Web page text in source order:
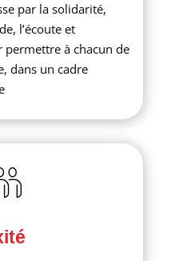
par la solidarité,
l’écoute et
permettre à chacun de
dans un cadre